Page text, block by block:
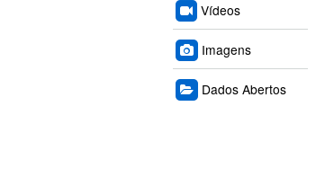
Vídeos
Imagens
Dados Abertos